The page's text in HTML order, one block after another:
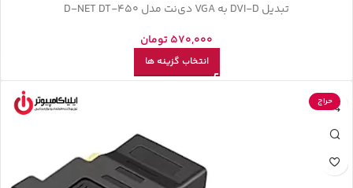
تبدیل DVI-D به VGA دی‌نت مدل D-NET DT-450
570,000تومان
انتخاب گزینه ها
حراج